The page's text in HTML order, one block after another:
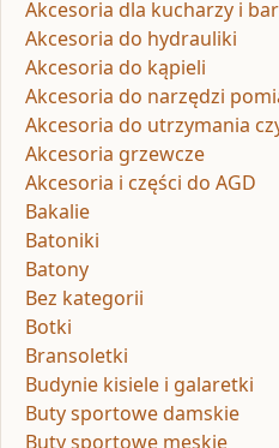
Akcesoria dla kucharzy i
Akcesoria do hydrauliki
Akcesoria do kąpieli
Akcesoria do narzędzi
Akcesoria do utrzymania
Akcesoria grzewcze
Akcesoria i części do AGD
Bakalie
Batoniki
Batony
Bez kategorii
Botki
Bransoletki
Budynie kisiele i galaretki
Buty sportowe damskie
Buty sportowe męskie